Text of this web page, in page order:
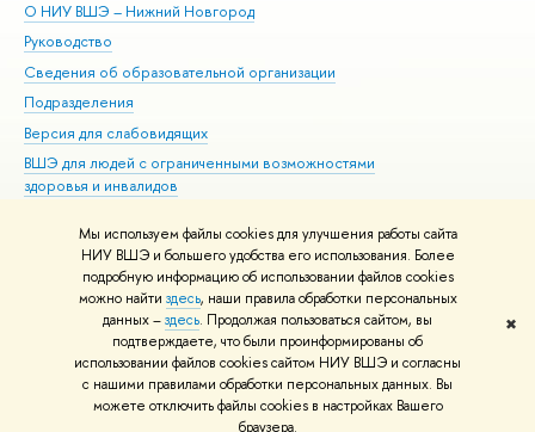
Мы используем файлы cookies для улучшения работы сайта
НИУ ВШЭ и большего удобства его использования. Более
подробную информацию об использовании файлов cookies
можно найти здесь, наши правила обработки персональных
данных –здесь. Продолжая пользоваться сайтом, вы
подтверждаете, что были проинформированы об
использовании файлов cookies сайтом НИУ ВШЭ и согласны
с нашими правилами обработки персональных данных. Вы
можете отключить файлы cookies в настройках Вашего
браузера.
✖
О НИУ ВШЭ – Нижний Новгород
Руководство
Сведения об образовательной организации
Подразделения
Версия для слабовидящих
ВШЭ для людей с ограниченными возможностями
здоровья и инвалидов
© НИУ ВШЭ 1993–2026 Адреса и контакты Условия использования
материалов Политика конфиденциальности Карта сайта
Шрифты HSE Sans и HSE Slab разработаны вШколе дизайна НИУ ВШЭ